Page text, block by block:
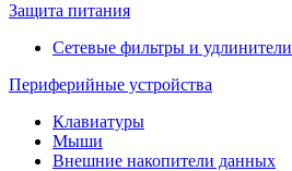
Защита питания
Сетевые фильтры и удлинители
Периферийные устройства
Клавиатуры
Мыши
Внешние накопители данных